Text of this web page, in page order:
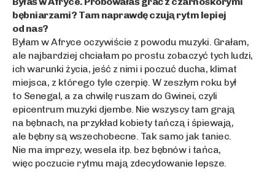
bębniarzami? Tam naprawdę czują rytm lepiej
od nas?
Byłam w Afryce oczywiście z powodu muzyki. Grałam,
ale najbardziej chciałam po prostu zobaczyć tych ludzi,
ich warunki życia, jeść z nimi i poczuć ducha, klimat
miejsca, z którego tyle czerpię. W zeszłym roku był
to Senegal, a za chwilę ruszam do Gwinei, czyli
epicentrum muzyki djembe. Nie wszyscy tam grają
na bębnach, na przykład kobiety tańczą i śpiewają,
ale bębny są wszechobecne. Tak samo jak taniec.
Nie ma imprezy, wesela itp. bez bębnów i tańca,
więc poczucie rytmu mają zdecydowanie lepsze.